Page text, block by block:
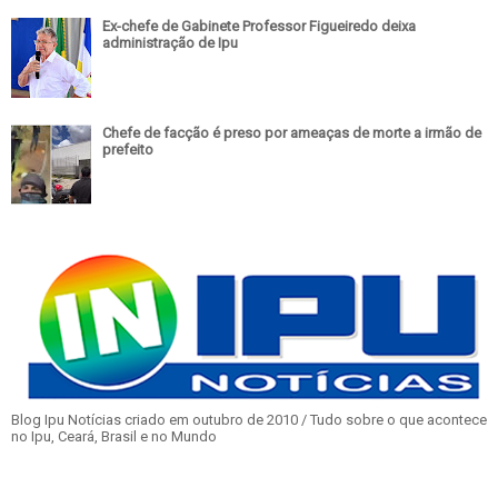
Ex-chefe de Gabinete Professor Figueiredo deixa
administração de Ipu
Chefe de facção é preso por ameaças de morte a irmão de
prefeito
Blog Ipu Notícias criado em outubro de 2010 / Tudo sobre o que acontece
no Ipu, Ceará, Brasil e no Mundo